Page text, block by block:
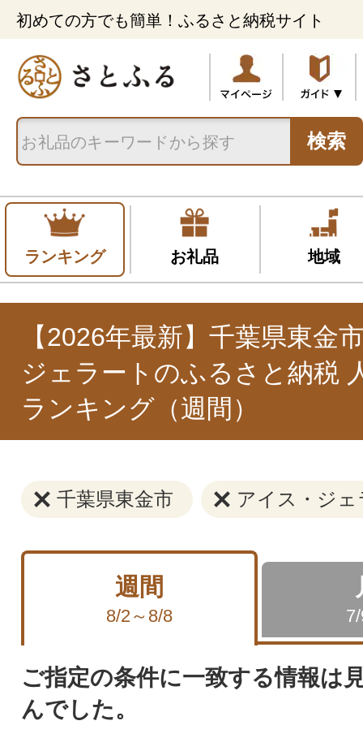
初めての方でも簡単！ふるさと納税サイト
検索
ランキング お礼品 地域
【2026年最新】千葉県東金
ジェラートのふるさと納税
ランキング（週間）
千葉県東金市 アイス・ジェ
週間
8/2～8/8
ご指定の条件に一致する情報は
んでした。